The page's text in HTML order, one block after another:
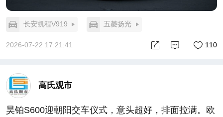
长安凯程V919 五菱扬光
2026-07-22 17:21:41 110
高氏观市
昊铂S600迎朝阳交车仪式，意头超好，排面拉满。欧